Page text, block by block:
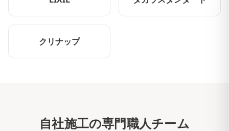
クリナップ
自社施工の専門職人チーム